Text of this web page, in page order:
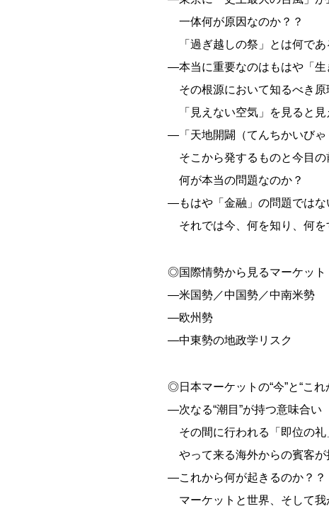
一体何が原因なのか？？
「過ぎ越しの祭」とは何であ
―本当に重要なのはもはや「生
その根源において知るべき原
「見えない空気」を見ると見
―「天地開闢（てんちかいびゃ
そこから発するものと今目の
何が本当の問題なのか？
―もはや「金融」の問題ではな
それでは今、何を知り、何を
◎国際情勢から見るマーケット
―米国勢／中国勢／中南米勢
―欧州勢
―中東勢の地政学リスク
◎日本マーケットの“今”と“これ
―次なる“潮目”が持つ意味合い
その間に行われる「即位の礼
やって来る海外からの賓客が
―これから何が起きるのか？？
マーケットと世界、そして我